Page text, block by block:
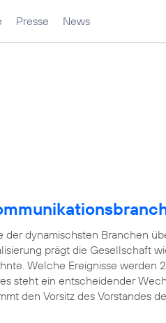
Presse News
der dynamischsten Branchen
prägt die Gesellschaft
Welche Ereignisse werden
steht ein entscheidender
den Vorsitz des Vorstandes